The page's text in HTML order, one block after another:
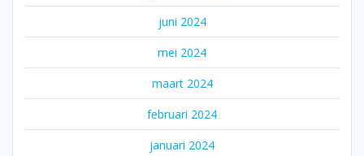
juni 2024
mei 2024
maart 2024
februari 2024
januari 2024